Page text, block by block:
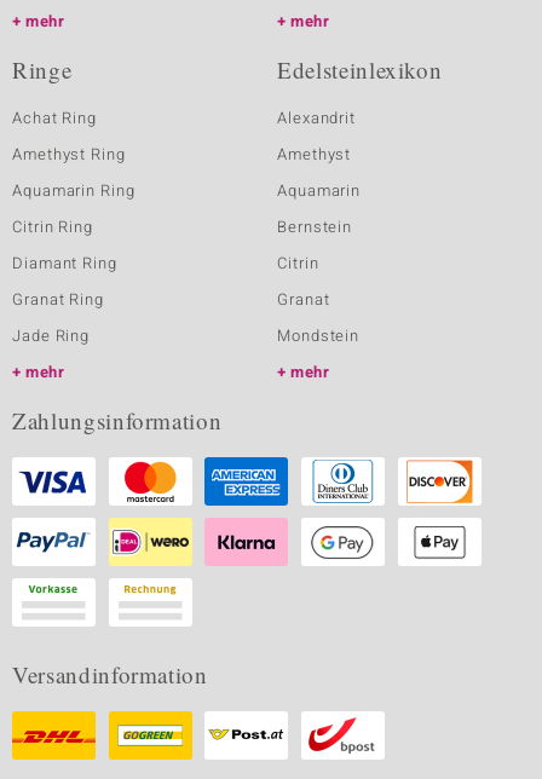
mehr
mehr
Ringe
Achat Ring
Amethyst Ring
Aquamarin Ring
Citrin Ring
Diamant Ring
Granat Ring
Jade Ring
mehr
Edelsteinlexikon
Alexandrit
Amethyst
Aquamarin
Bernstein
Citrin
Granat
Mondstein
mehr
Zahlungsinformation
Versandinformation